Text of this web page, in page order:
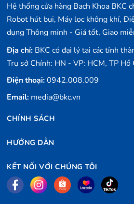
Hệ thống cửa hàng Bach Khoa BKC
Robot hút bụi, Máy lọc không khí,
dụng Thông minh - Giá tốt, Giao
Địa chỉ: BKC có đại lý tại các tỉnh
Trụ sở Chính: HN - VP: HCM, TP Hồ
Điện thoại:0942.008.009
Email: media@bkc.vn
CHÍNH SÁCH
HƯỚNG DẪN
KẾT NỐI VỚI CHÚNG TÔI